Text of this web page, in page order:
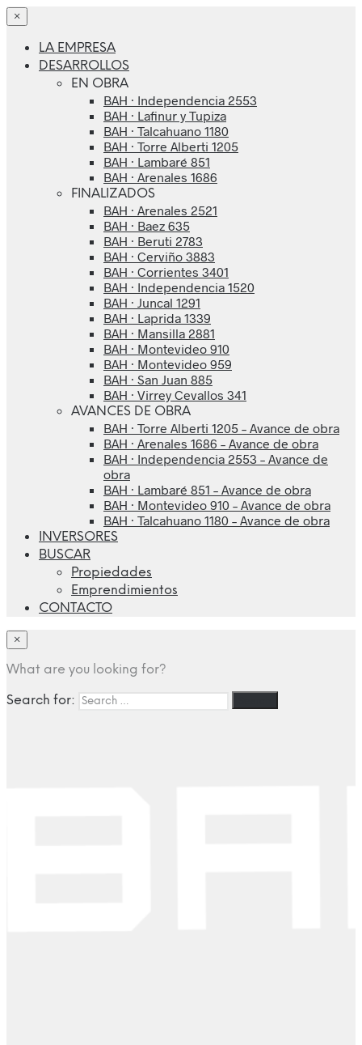
×
LA EMPRESA
DESARROLLOS
EN OBRA
BAH · Independencia 2553
BAH · Lafinur y Tupiza
BAH · Talcahuano 1180
BAH · Torre Alberti 1205
BAH · Lambaré 851
BAH · Arenales 1686
FINALIZADOS
BAH · Arenales 2521
BAH · Baez 635
BAH · Beruti 2783
BAH · Cerviño 3883
BAH · Corrientes 3401
BAH · Independencia 1520
BAH · Juncal 1291
BAH · Laprida 1339
BAH · Mansilla 2881
BAH · Montevideo 910
BAH · Montevideo 959
BAH · San Juan 885
BAH · Virrey Cevallos 341
AVANCES DE OBRA
BAH · Torre Alberti 1205 – Avance de obra
BAH · Arenales 1686 – Avance de obra
BAH · Independencia 2553 – Avance de
obra
BAH · Lambaré 851 – Avance de obra
BAH · Montevideo 910 – Avance de obra
BAH · Talcahuano 1180 – Avance de obra
INVERSORES
BUSCAR
Propiedades
Emprendimientos
CONTACTO
×
What are you looking for?
Search for: